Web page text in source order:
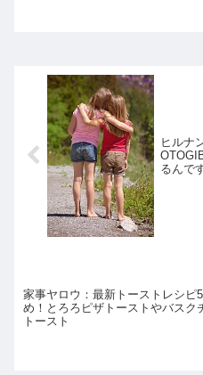
ヒルナ
るんで
家事ヤロウ：最新トーストレシピ
め！とろろピザトーストやバスク
トースト